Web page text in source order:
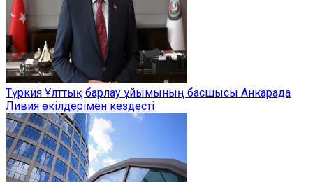
Түркия Ұлттық барлау ұйымының басшысы Анкарада
Ливия өкілдерімен кездесті